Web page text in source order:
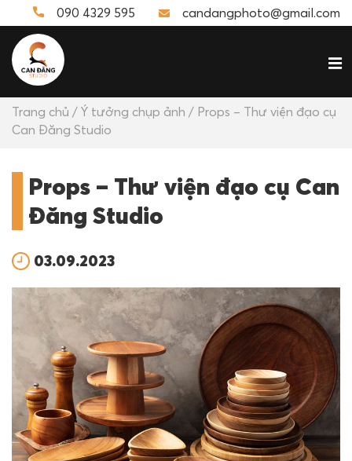
090 4329 595 candangphoto@gmail.com
Trang chủ / Ý tưởng chụp ảnh / Props – Thư viện đạo cụ
Can Đăng Studio
Props – Thư viện đạo cụ Can
Đăng Studio
03.09.2023